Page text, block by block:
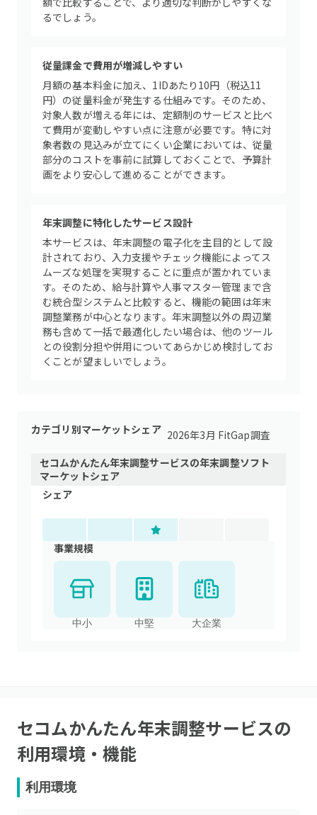
るでしょう。
従量課金で費用が増減しやすい
月額の基本料金に加え、1IDあたり10円（税込11
円）の従量料金が発生する仕組みです。そのため、
対象人数が増える年には、定額制のサービスと比べ
て費用が変動しやすい点に注意が必要です。特に対
象者数の見込みが立てにくい企業においては、従量
部分のコストを事前に試算しておくことで、予算計
画をより安心して進めることができます。
年末調整に特化したサービス設計
本サービスは、年末調整の電子化を主目的として設
計されており、入力支援やチェック機能によってス
ムーズな処理を実現することに重点が置かれていま
す。そのため、給与計算や人事マスター管理まで含
む統合型システムと比較すると、機能の範囲は年末
調整業務が中心となります。年末調整以外の周辺業
務も含めて一括で最適化したい場合は、他のツール
との役割分担や併用についてあらかじめ検討してお
くことが望ましいでしょう。
カテゴリ別マーケットシェア 2026年3月 FitGap調査
セコムかんたん年末調整サービスの年末調整ソフト
マーケットシェア
シェア
事業規模
中小 中堅 大企業
セコムかんたん年末調整サービスの
利用環境・機能
利用環境